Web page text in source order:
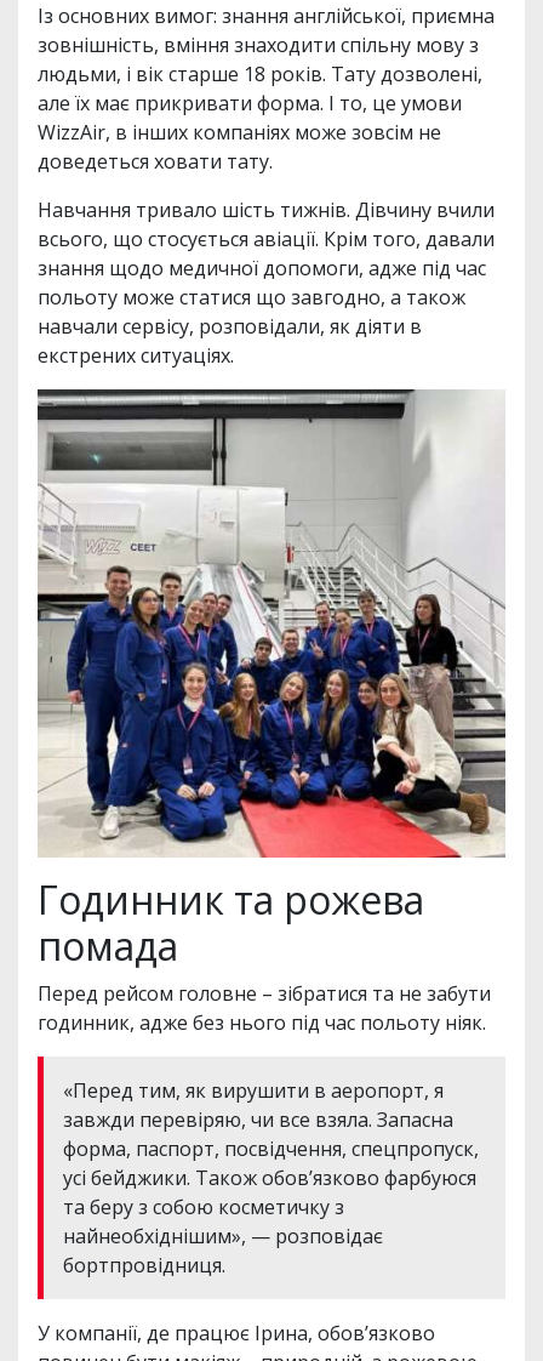
Із основних вимог: знання англійської, приємна
зовнішність, вміння знаходити спільну мову з
людьми, і вік старше 18 років. Тату дозволені,
але їх має прикривати форма. І то, це умови
WizzAir, в інших компаніях може зовсім не
доведеться ховати тату.
Навчання тривало шість тижнів. Дівчину вчили
всього, що стосується авіації. Крім того, давали
знання щодо медичної допомоги, адже під час
польоту може статися що завгодно, а також
навчали сервісу, розповідали, як діяти в
екстрених ситуаціях.
Годинник та рожева
помада
Перед рейсом головне – зібратися та не забути
годинник, адже без нього під час польоту ніяк.
«Перед тим, як вирушити в аеропорт, я
завжди перевіряю, чи все взяла. Запасна
форма, паспорт, посвідчення, спецпропуск,
усі бейджики. Також обов’язково фарбуюся
та беру з собою косметичку з
найнеобхіднішим», — розповідає
бортпровідниця.
У компанії, де працює Ірина, обов’язково